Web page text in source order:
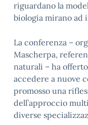
riguardano la
biologia mirano ad
La conferenza –
Mascherpa,
naturali – ha
accedere a nuove
promosso una
dell’approccio
diverse